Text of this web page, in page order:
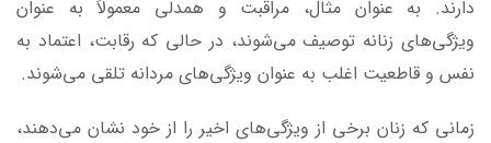
دارند. به عنوان مثال، مراقبت و همدلی معمولاً به عنوان
ویژگی‌های زنانه توصیف می‌شوند، در حالی که رقابت، اعتماد به
نفس و قاطعیت اغلب به عنوان ویژگی‌های مردانه تلقی می‌شوند.
زمانی که زنان برخی از ویژگی‌های اخیر را از خود نشان می‌دهند،